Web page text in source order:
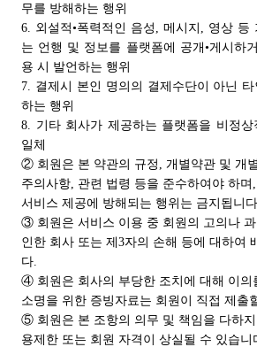
무를 방해하는 행위
6. 외설적•폭력적인 음성, 메시지, 영상 등
는 언행 및 정보를 플랫폼에 공개•게시하
용 시 발언하는 행위
7. 결제시 본인 명의의 결제수단이 아닌
하는 행위
8. 기타 회사가 제공하는 플랫폼을 비정상
일체
② 회원은 본 약관의 규정, 개별약관 및 개
주의사항, 관련 법령 등을 준수하여야 하
서비스 제공에 방해되는 행위는 금지됩니다.
③ 회원은 서비스 이용 중 회원의 고의나
인한 회사 또는 제3자의 손해 등에 대하여
다.
④ 회원은 회사의 부당한 조치에 대해 이의
소명을 위한 증빙자료는 회원이 직접 제출
⑤ 회원은 본 조항의 의무 및 책임을 다하지
용제한 또는 회원 자격이 상실될 수 있습니